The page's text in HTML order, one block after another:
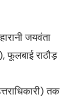
जयवंता
फूलबाई राठौड़
तक